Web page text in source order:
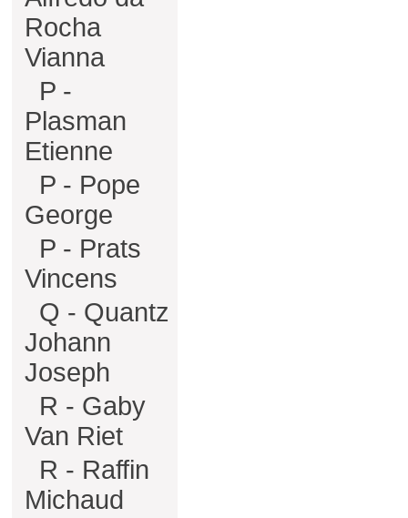
Rocha
Vianna
P -
Plasman
Etienne
P - Pope
George
P - Prats
Vincens
Q - Quantz
Johann
Joseph
R - Gaby
Van Riet
R - Raffin
Michaud